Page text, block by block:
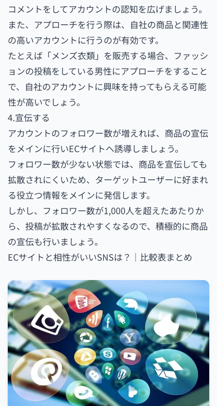
コメントをしてアカウントの認知を広げましょう。
また、アプローチを行う際は、自社の商品と関連性
の高いアカウントに行うのが有効です。
たとえば「メンズ衣類」を販売する場合、ファッシ
ョンの投稿をしている男性にアプローチをすること
で、自社のアカウントに興味を持ってもらえる可能
性が高いでしょう。
4.宣伝する
アカウントのフォロワー数が増えれば、商品の宣伝
をメインに行いECサイトへ誘導しましょう。
フォロワー数が少ない状態では、商品を宣伝しても
拡散されにくいため、ターゲットユーザーに好まれ
る役立つ情報をメインに発信します。
しかし、フォロワー数が1,000人を超えたあたりか
ら、投稿が拡散されやすくなるので、積極的に商品
の宣伝も行いましょう。
ECサイトと相性がいいSNSは？｜比較表まとめ